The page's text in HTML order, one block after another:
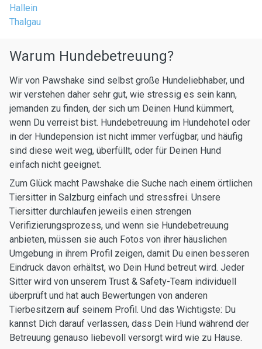
Hallein
Thalgau
Warum Hundebetreuung?
Wir von Pawshake sind selbst große Hundeliebhaber, und
wir verstehen daher sehr gut, wie stressig es sein kann,
jemanden zu finden, der sich um Deinen Hund kümmert,
wenn Du verreist bist. Hundebetreuung im Hundehotel oder
in der Hundepension ist nicht immer verfügbar, und häufig
sind diese weit weg, überfüllt, oder für Deinen Hund
einfach nicht geeignet.
Zum Glück macht Pawshake die Suche nach einem örtlichen
Tiersitter in Salzburg einfach und stressfrei. Unsere
Tiersitter durchlaufen jeweils einen strengen
Verifizierungsprozess, und wenn sie Hundebetreuung
anbieten, müssen sie auch Fotos von ihrer häuslichen
Umgebung in ihrem Profil zeigen, damit Du einen besseren
Eindruck davon erhältst, wo Dein Hund betreut wird. Jeder
Sitter wird von unserem Trust & Safety-Team individuell
überprüft und hat auch Bewertungen von anderen
Tierbesitzern auf seinem Profil. Und das Wichtigste: Du
kannst Dich darauf verlassen, dass Dein Hund während der
Betreuung genauso liebevoll versorgt wird wie zu Hause.